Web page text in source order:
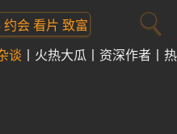
会 看片 致富
谈 火热大瓜 资深作者